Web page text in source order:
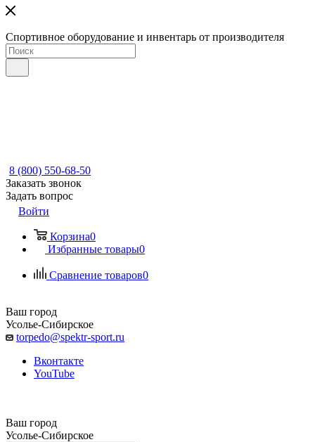
Спортивное оборудование и инвентарь от производителя
8 (800) 550-68-50
Заказать звонок
Задать вопрос
Войти
Корзина0
Избранные товары0
Сравнение товаров0
Ваш город
Усолье-Сибирское
torpedo@spektr-sport.ru
Вконтакте
YouTube
Ваш город
Усолье-Сибирское